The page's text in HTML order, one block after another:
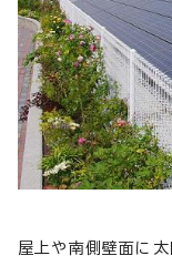
屋上や南側壁面に太